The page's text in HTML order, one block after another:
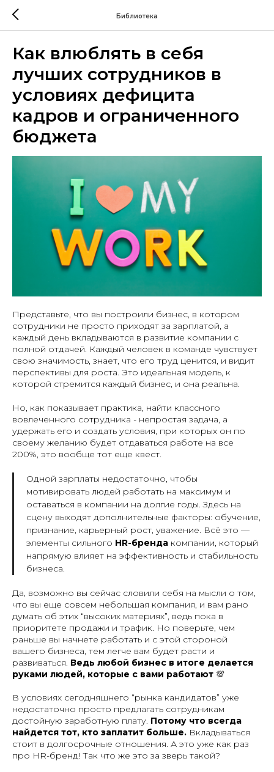
Библиотека
Как влюблять в себя
лучших сотрудников в
условиях дефицита
кадров и ограниченного
бюджета
Представьте, что вы построили бизнес, в котором
сотрудники не просто приходят за зарплатой, а
каждый день вкладываются в развитие компании с
полной отдачей. Каждый человек в команде чувствует
свою значимость, знает, что его труд ценится, и видит
перспективы для роста. Это идеальная модель, к
которой стремится каждый бизнес, и она реальна.
Но, как показывает практика, найти классного
вовлеченного сотрудника - непростая задача, а
удержать его и создать условия, при которых он по
своему желанию будет отдаваться работе на все
200%, это вообще тот еще квест.
Одной зарплаты недостаточно, чтобы
мотивировать людей работать на максимум и
оставаться в компании на долгие годы. Здесь на
сцену выходят дополнительные факторы: обучение,
признание, карьерный рост, уважение. Всё это —
элементы сильного HR-бренда компании, который
напрямую влияет на эффективность и стабильность
бизнеса.
Да, возможно вы сейчас словили себя на мысли о том,
что вы еще совсем небольшая компания, и вам рано
думать об этих “высоких материях”, ведь пока в
приоритете продажи и трафик. Но поверьте, чем
раньше вы начнете работать и с этой стороной
вашего бизнеса, тем легче вам будет расти и
развиваться. Ведь любой бизнес в итоге делается
руками людей, которые с вами работают 💯
В условиях сегодняшнего “рынка кандидатов” уже
недостаточно просто предлагать сотрудникам
достойную заработную плату. Потому что всегда
найдется тот, кто заплатит больше. Вкладываться
стоит в долгосрочные отношения. А это уже как раз
про HR-бренд! Так что же это за зверь такой?